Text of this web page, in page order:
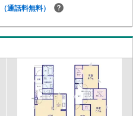
（通話料無料）